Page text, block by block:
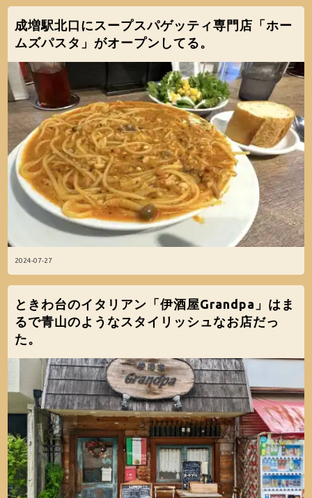
2024-07-27
成増駅北口にスープスパゲッティ専門店「ホー
ムズパスタ」がオープンしてる。
ときわ台のイタリアン「伊酒屋Grandpa」はま
るで青山のようなスタイリッシュなお店だっ
た。